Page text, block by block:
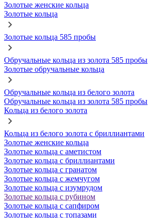
Золотые женские кольца
Золотые кольца
Золотые кольца 585 пробы
Обручальные кольца из золота 585 пробы
Золотые обручальные кольца
Обручальные кольца из белого золота
Обручальные кольца из золота 585 пробы
Кольца из белого золота
Кольца из белого золота с бриллиантами
Золотые женские кольца
Золотые кольца с аметистом
Золотые кольца с бриллиантами
Золотые кольца с гранатом
Золотые кольца с жемчугом
Золотые кольца с изумрудом
Золотые кольца с рубином
Золотые кольца с сапфиром
Золотые кольца с топазами